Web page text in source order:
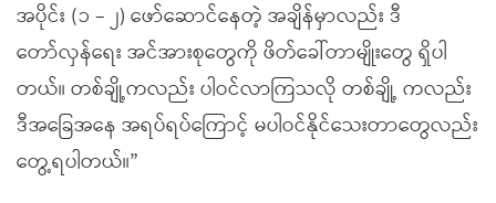
အပိုင်း (၁ – ၂) ဖော်ဆောင်နေတဲ့ အချိန်မှာလည်း ဒီ
တော်လှန်ရေး အင်အားစုတွေကို ဖိတ်ခေါ်တာမျိုးတွေ ရှိပါ
တယ်။ တစ်ချို့ကလည်း ပါဝင်လာကြသလို တစ်ချို့ ကလည်း
ဒီအခြေအနေ အရပ်ရပ်ကြောင့် မပါဝင်နိုင်သေးတာတွေလည်း
တွေ့ရပါတယ်။”